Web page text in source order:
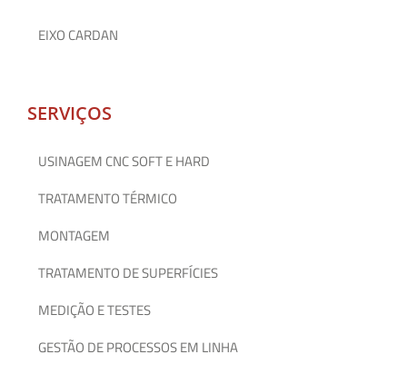
EIXO CARDAN
SERVIÇOS
USINAGEM CNC SOFT E HARD
TRATAMENTO TÉRMICO
MONTAGEM
TRATAMENTO DE SUPERFÍCIES
MEDIÇÃO E TESTES
GESTÃO DE PROCESSOS EM LINHA